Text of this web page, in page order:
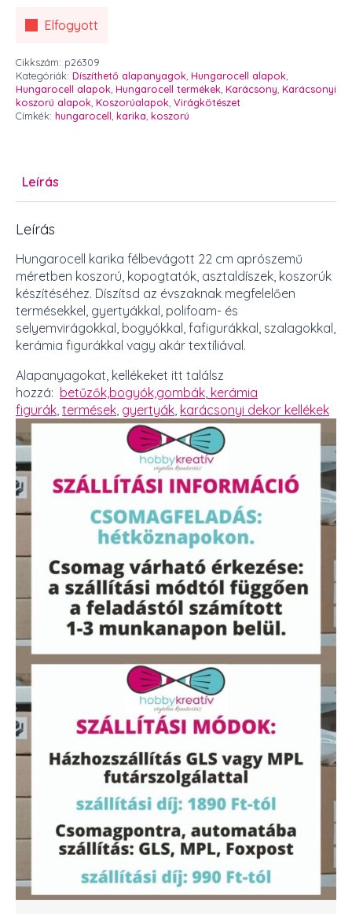
Elfogyott
Cikkszám: p26309
Kategóriák: Díszíthető alapanyagok Hungarocell alapok
Hungarocell alapok Hungarocell termékek Karácsony Karácsonyi
koszorú alapok Koszorúalapok Virágkötészet
Címkék: hungarocell karika koszorú
Leírás
Leírás
Hungarocell karika félbevágott 22 cm aprószemű
méretben koszorú, kopogtatók, asztaldíszek, koszorúk
készítéséhez. Díszítsd az évszaknak megfelelően
termésekkel, gyertyákkal, polifoam- és
selyemvirágokkal, bogyókkal, fafigurákkal, szalagokkal,
kerámia figurákkal vagy akár textíliával.
Alapanyagokat, kellékeket itt találsz
hozzá: betűzők,bogyók,gombák kerámia
figurák termések gyertyák karácsonyi dekor kellékek